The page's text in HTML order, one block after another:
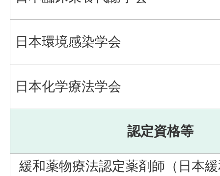
日本環境感染学会
日本化学療法学会
認定資格等
緩和薬物療法認定薬剤師（日本